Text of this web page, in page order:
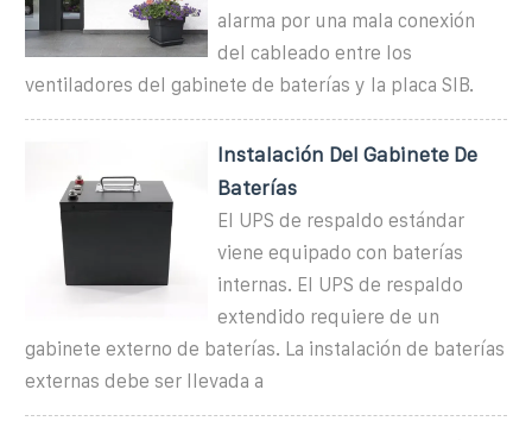
alarma por una mala conexión
del cableado entre los
ventiladores del gabinete de baterías y la placa SIB.
Instalación Del Gabinete De
Baterías
El UPS de respaldo estándar
viene equipado con baterías
internas. El UPS de respaldo
extendido requiere de un
gabinete externo de baterías. La instalación de baterías
externas debe ser llevada a